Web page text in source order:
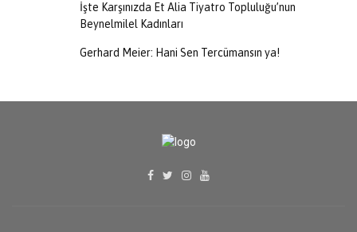
İşte Karşınızda Et Alia Tiyatro Topluluğu’nun
Beynelmilel Kadınları
Gerhard Meier: Hani Sen Tercümansın ya!